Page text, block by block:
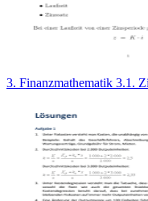
3. Finanzmathematik 3.1.